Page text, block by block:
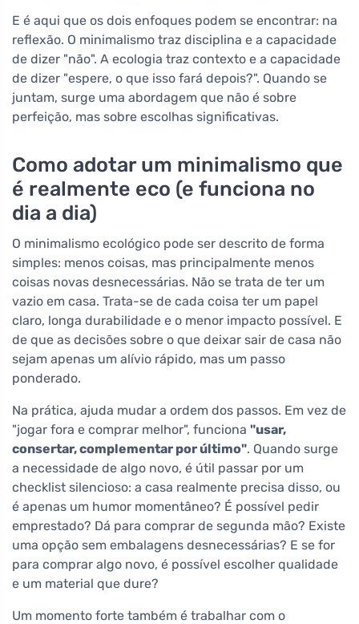
E é aqui que os dois enfoques podem se encontrar: na
reflexão. O minimalismo traz disciplina e a capacidade
de dizer "não". A ecologia traz contexto e a capacidade
de dizer "espere, o que isso fará depois?". Quando se
juntam, surge uma abordagem que não é sobre
perfeição, mas sobre escolhas significativas.
Como adotar um minimalismo que
é realmente eco (e funciona no
dia a dia)
O minimalismo ecológico pode ser descrito de forma
simples: menos coisas, mas principalmente menos
coisas novas desnecessárias. Não se trata de ter um
vazio em casa. Trata-se de cada coisa ter um papel
claro, longa durabilidade e o menor impacto possível. E
de que as decisões sobre o que deixar sair de casa não
sejam apenas um alívio rápido, mas um passo
ponderado.
Na prática, ajuda mudar a ordem dos passos. Em vez de
"jogar fora e comprar melhor", funciona "usar,
consertar, complementar por último". Quando surge
a necessidade de algo novo, é útil passar por um
checklist silencioso: a casa realmente precisa disso, ou
é apenas um humor momentâneo? É possível pedir
emprestado? Dá para comprar de segunda mão? Existe
uma opção sem embalagens desnecessárias? E se for
para comprar algo novo, é possível escolher qualidade
e um material que dure?
Um momento forte também é trabalhar com o